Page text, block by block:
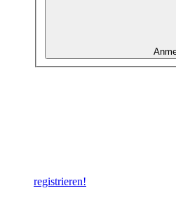
registrieren!